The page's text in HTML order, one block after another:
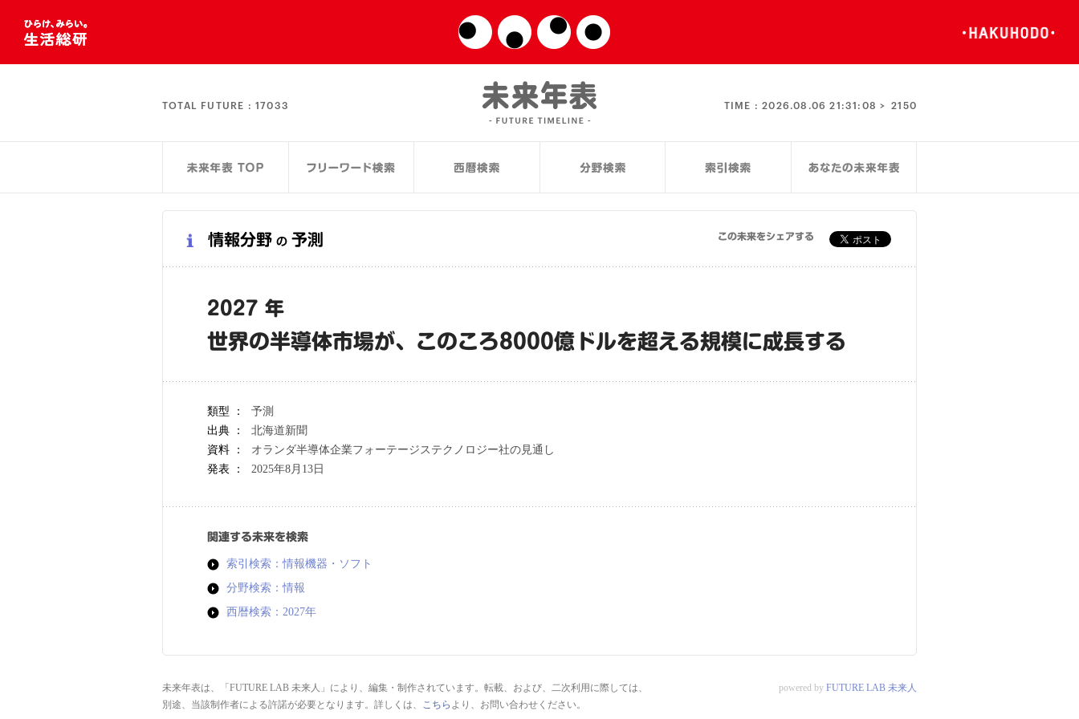
TOTAL FUTURE : 17033 TIME :2026.08.06 21:31:08 > 2150
情報分野 の 予測 この未来をシェアする
2027 年
世界の半導体市場が、このころ8000億ドルを超える規模に成長する
類型 ：
予測
出典 ：
北海道新聞
資料 ：
オランダ半導体企業フォーテージステクノロジー社の見通し
発表 ：
2025年8月13日
関連する未来を検索
索引検索：情報機器・ソフト
分野検索：情報
西暦検索：2027年
未来年表は、「FUTURE LAB 未来人」により、編集・制作されています。転載、および、二次利用に際しては、
別途、当該制作者による許諾が必要となります。詳しくは、 こちら より、お問い合わせください。
powered by FUTURE LAB 未来人